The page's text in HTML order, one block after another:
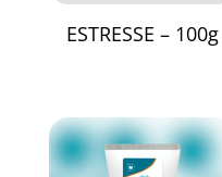
ESTRESSE – 100g